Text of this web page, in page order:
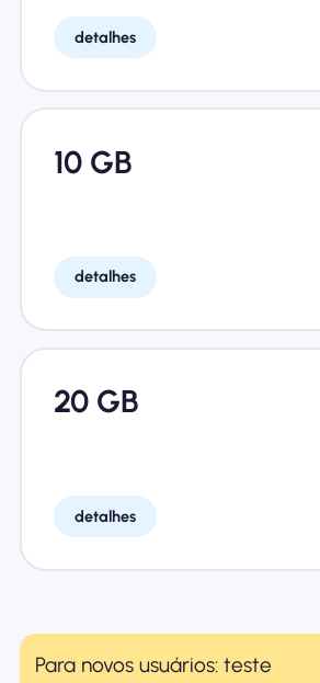
detalhes
10 GB
detalhes
20 GB
detalhes
Para novos usuários: teste